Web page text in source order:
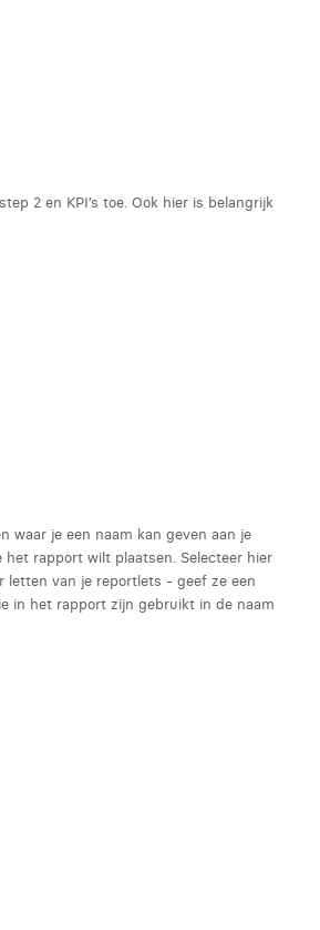
2 en KPI’s toe. Ook hier is belangrijk
waar je een naam kan geven aan je
rapport wilt plaatsen. Selecteer hier
letten van je reportlets - geef ze een
in het rapport zijn gebruikt in de naam